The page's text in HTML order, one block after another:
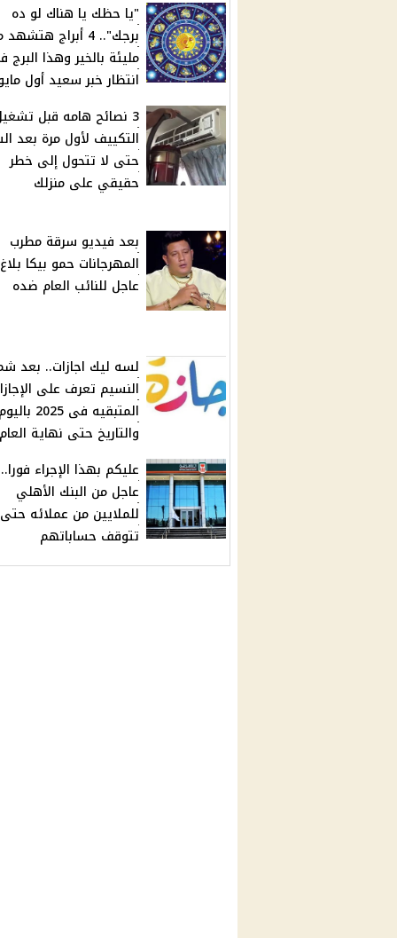
"يا حظك يا هناك لو ده
برجك".. 4 أبراج
مليئة بالخير وهذا
انتظار خبر سعيد أول
3 نصائح هامه قبل
التكييف لأول مرة بعد
حتى لا تتحول إلى خطر
حقيقي على منزلك
بعد فيديو سرقة مطرب
المهرجانات حمو بيكا بلاغ
عاجل للنائب العام ضده
لسه ليك اجازات.. بعد
النسيم تعرف على
المتبقيه فى 2025
والتاريخ حتى نهاية العام
عليكم بهذا الإجراء
عاجل من البنك الأهلي
للملايين من عملائه
تتوقف حساباتهم